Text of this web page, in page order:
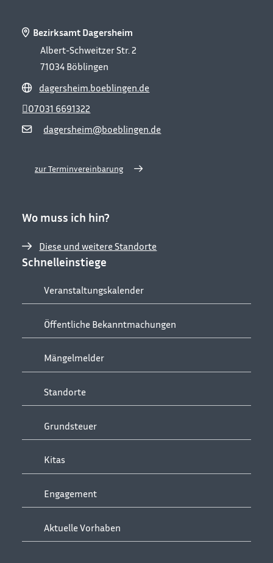
Bezirksamt Dagersheim
Albert-Schweitzer Str. 2
71034 Böblingen
dagersheim.boeblingen.de
dagersheim@boeblingen.de
07031 6691322
zur Terminvereinbarung
Wo muss ich hin?
Diese und weitere Standorte
Schnelleinstiege
Veranstaltungskalender
Öffentliche Bekanntmachungen
Mängelmelder
Standorte
Grundsteuer
Kitas
Engagement
Aktuelle Vorhaben